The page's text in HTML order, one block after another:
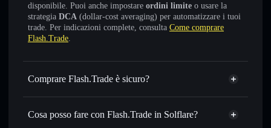
disponibile. Puoi anche impostare ordini limite o usare la
strategia DCA (dollar-cost averaging) per automatizzare i tuoi
trade. Per indicazioni complete, consulta Come comprare
Flash.Trade.
Comprare Flash.Trade è sicuro?
Flash.Trade token verificato
Cosa posso fare con Flash.Trade in Solflare?